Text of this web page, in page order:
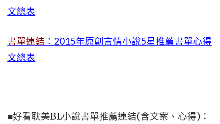
文總表
書單連結 ：2015年原創言情小說5星推薦書單心得
文總表
■好看耽美BL小說書單推薦連結(含文案、心得)：